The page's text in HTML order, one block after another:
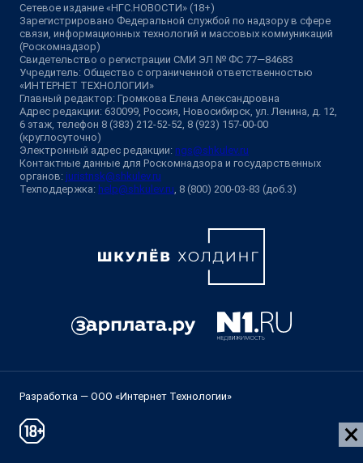
Сетевое издание «НГС.НОВОСТИ» (18+)
Зарегистрировано Федеральной службой по надзору в сфере
связи, информационных технологий и массовых коммуникаций
(Роскомнадзор)
Свидетельство о регистрации СМИ ЭЛ № ФС 77—84683
Учредитель: Общество с ограниченной ответственностью
«ИНТЕРНЕТ ТЕХНОЛОГИИ»
Главный редактор: Громкова Елена Александровна
Адрес редакции: 630099, Россия, Новосибирск, ул. Ленина, д. 12,
6 этаж, телефон 8 (383) 212-52-52, 8 (923) 157-00-00
(круглосуточно)
Электронный адрес редакции: ngs@shkulev.ru
Контактные данные для Роскомнадзора и государственных
органов: juristnsk@shkulev.ru
Техподдержка: help@shkulev.ru , 8 (800) 200-03-83 (доб.3)
Разработка — ООО «Интернет Технологии»